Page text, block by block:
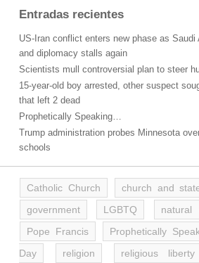
Entradas recientes
US-Iran conflict enters new phase as Saudi
and diplomacy stalls again
Scientists mull controversial plan to steer
15-year-old boy arrested, other suspect
that left 2 dead
Prophetically Speaking…
Trump administration probes Minnesota
schools
Catholic Church church and
government
LGBTQ natural
Pope Francis
Prophetically
Day
religion religious liberty